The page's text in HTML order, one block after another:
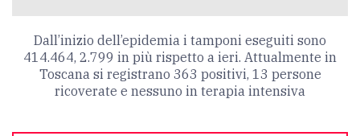
Dall’inizio dell’epidemia i tamponi eseguiti sono
414.464, 2.799 in più rispetto a ieri. Attualmente in
Toscana si registrano 363 positivi, 13 persone
ricoverate e nessuno in terapia intensiva